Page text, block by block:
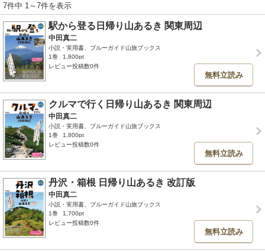
7件中 1～7件を表示
駅から登る日帰り山あるき 関東周辺
中田真二
小説・実用書、ブルーガイド山旅ブックス
1巻
1,800pt
レビュー投稿数0件
無料立読み
クルマで行く日帰り山あるき 関東周辺
中田真二
小説・実用書、ブルーガイド山旅ブックス
1巻
1,800pt
レビュー投稿数0件
無料立読み
丹沢・箱根 日帰り山あるき 改訂版
中田真二
小説・実用書、ブルーガイド山旅ブックス
1巻
1,700pt
レビュー投稿数0件
無料立読み